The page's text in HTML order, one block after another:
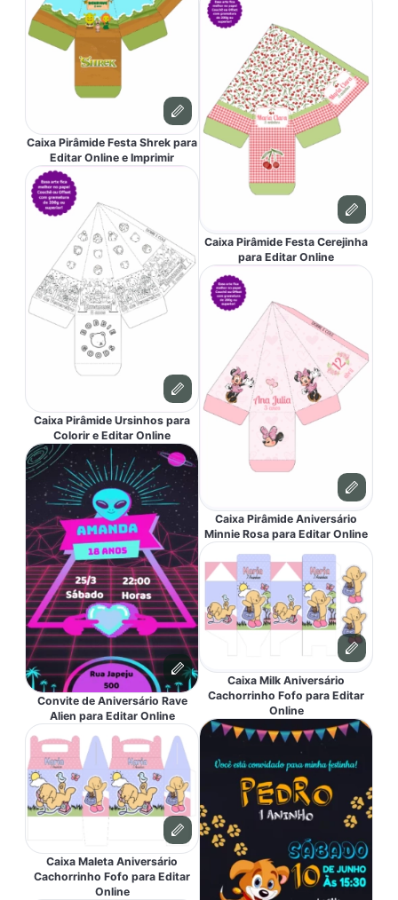
Caixa Pirâmide Festa Shrek para
Editar Online e Imprimir
Caixa Pirâmide Ursinhos para
Colorir e Editar Online
Convite de Aniversário Rave
Alien para Editar Online
Caixa Maleta Aniversário
Cachorrinho Fofo para Editar
Online
Caixa Pirâmide Festa Cerejinha
para Editar Online
Caixa Pirâmide Aniversário
Minnie Rosa para Editar Online
Caixa Milk Aniversário
Cachorrinho Fofo para Editar
Online